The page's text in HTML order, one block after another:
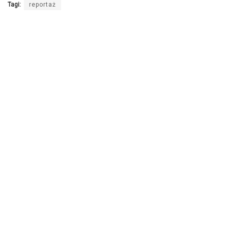
Tagi: reportaż